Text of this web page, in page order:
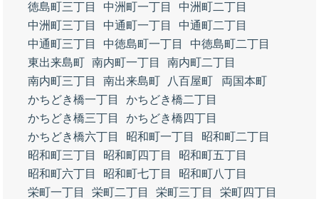
徳島町三丁目
中洲町一丁目
中洲町二丁目
中洲町三丁目
中通町一丁目
中通町二丁目
中通町三丁目
中徳島町一丁目
中徳島町二丁目
東出来島町 南内町一丁目
南内町二丁目
南内町三丁目
南出来島町 八百屋町
両国本町
かちどき橋一丁目
かちどき橋二丁目
かちどき橋三丁目
かちどき橋四丁目
かちどき橋六丁目
昭和町一丁目
昭和町二丁目
昭和町三丁目
昭和町四丁目
昭和町五丁目
昭和町六丁目
昭和町七丁目
昭和町八丁目
栄町一丁目
栄町二丁目 栄町三丁目
栄町四丁目